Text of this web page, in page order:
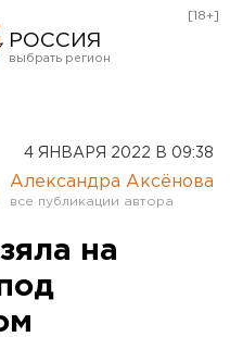
РОССИЯ
Оренбург
[18+]
4 ЯНВАРЯ 2022 В 09:38
Александра Аксёнова
на